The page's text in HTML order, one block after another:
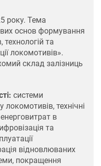
року. Тема
основ формування
технологій та
локомотивів».
склад залізниць
системи
локомотивів, технічні
в
та
відновлюваних
покращення